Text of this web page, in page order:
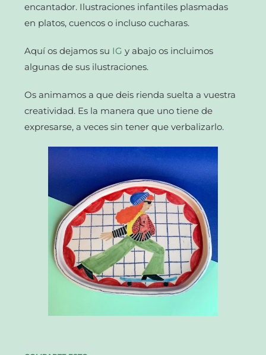
encantador. Ilustraciones infantiles plasmadas
en platos, cuencos o incluso cucharas.
Aquí os dejamos su IG y abajo os incluimos
algunas de sus ilustraciones.
Os animamos a que deis rienda suelta a vuestra
creatividad. Es la manera que uno tiene de
expresarse, a veces sin tener que verbalizarlo.